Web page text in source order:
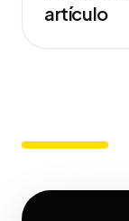
artículo